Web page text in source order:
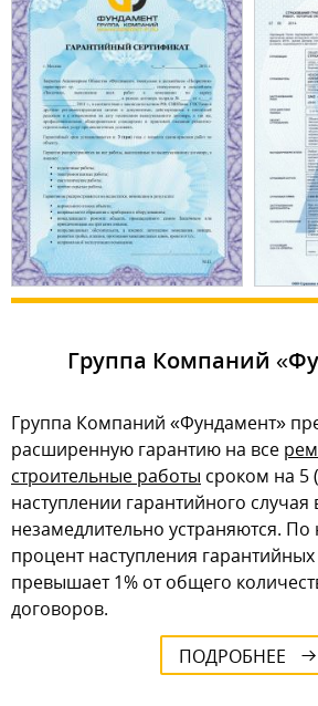
Группа Компаний
Группа Компаний «Фундамент»
расширенную гарантию на все
строительные работы сроком на 5
наступлении гарантийного
незамедлительно устраняются.
процент наступления
превышает 1% от общего
договоров.
ПОДРОБНЕЕ